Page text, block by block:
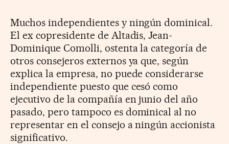
Muchos independientes y ningún dominical.
El ex copresidente de Altadis, Jean-
Dominique Comolli, ostenta la categoría de
otros consejeros externos ya que, según
explica la empresa, no puede considerarse
independiente puesto que cesó como
ejecutivo de la compañía en junio del año
pasado, pero tampoco es dominical al no
representar en el consejo a ningún accionista
significativo.